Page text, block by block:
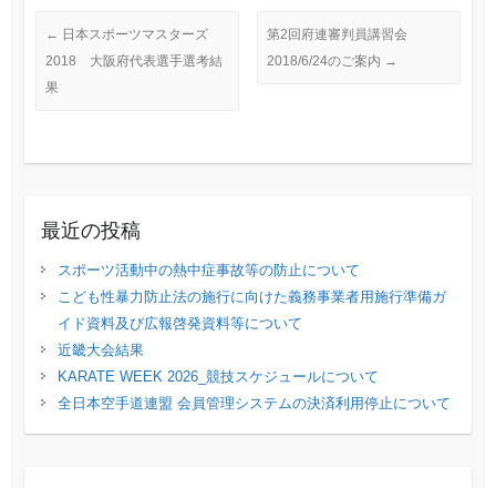
← 日本スポーツマスターズ
2018 大阪府代表選手選考結
果
第2回府連審判員講習会
2018/6/24のご案内 →
最近の投稿
スポーツ活動中の熱中症事故等の防止について
こども性暴力防止法の施行に向けた義務事業者用施行準備ガ
イド資料及び広報啓発資料等について
近畿大会結果
KARATE WEEK 2026_競技スケジュールについて
全日本空手道連盟 会員管理システムの決済利用停止について